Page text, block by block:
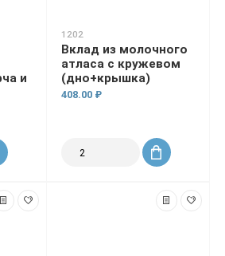
и
1202
Вклад из молочного
атласа с кружевом
(дно+крышка)
408.00 ₽